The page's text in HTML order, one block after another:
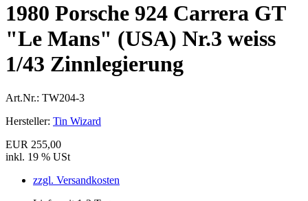
1980 Porsche 924 Carrera GT
"Le Mans" (USA) Nr.3 weiss
1/43 Zinnlegierung
Art.Nr.: TW204-3
Hersteller: Tin Wizard
EUR 255,00
inkl. 19 % USt
zzgl. Versandkosten